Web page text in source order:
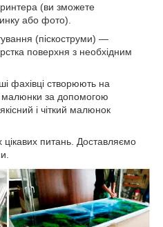
(ви зможете
або фото).
(піскоструми) —
поверхня з необхідним
фахівці створюють на
малюнки за допомогою
і чіткий малюнок
цікавих питань. Доставляємо